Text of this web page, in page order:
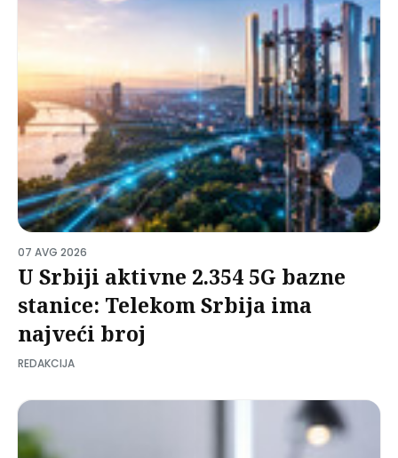
07 AVG 2026
U Srbiji aktivne 2.354 5G bazne
stanice: Telekom Srbija ima
najveći broj
REDAKCIJA